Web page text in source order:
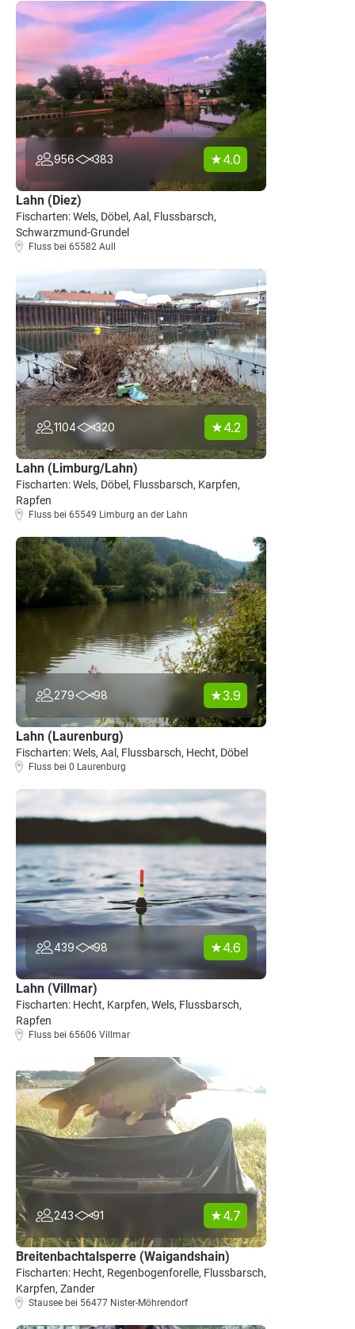
956 383 4.0
Lahn (Diez)
Fischarten: Wels, Döbel, Aal, Flussbarsch,
Schwarzmund-Grundel
Fluss bei 65582 Aull
1104 320 4.2
Lahn (Limburg/Lahn)
Fischarten: Wels, Döbel, Flussbarsch, Karpfen,
Rapfen
Fluss bei 65549 Limburg an der Lahn
279 98 3.9
Lahn (Laurenburg)
Fischarten: Wels, Aal, Flussbarsch, Hecht, Döbel
Fluss bei 0 Laurenburg
439 98 4.6
Lahn (Villmar)
Fischarten: Hecht, Karpfen, Wels, Flussbarsch,
Rapfen
Fluss bei 65606 Villmar
243 91 4.7
Breitenbachtalsperre (Waigandshain)
Fischarten: Hecht, Regenbogenforelle, Flussbarsch,
Karpfen, Zander
Stausee bei 56477 Nister-Möhrendorf